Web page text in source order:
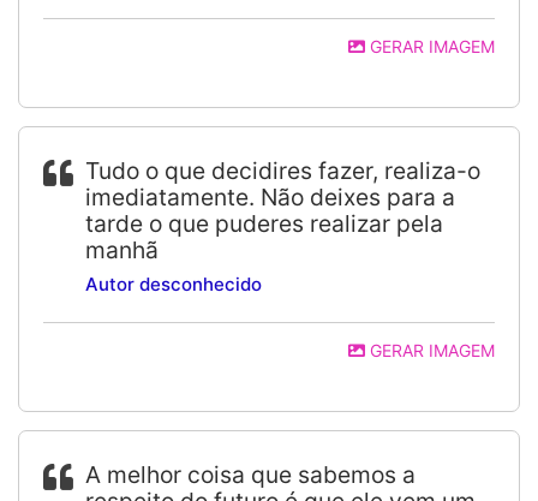
GERAR IMAGEM
Tudo o que decidires fazer, realiza-o
imediatamente. Não deixes para a
tarde o que puderes realizar pela
manhã
Autor desconhecido
GERAR IMAGEM
A melhor coisa que sabemos a